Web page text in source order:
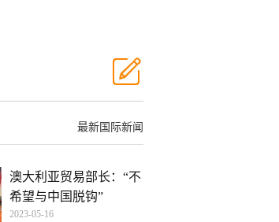
最新国际新闻
澳大利亚贸易部长：“不
希望与中国脱钩”
2023-05-16